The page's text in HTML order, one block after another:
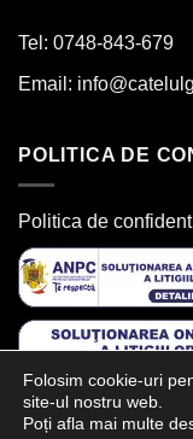
Tel: 0748-843-679
Email:
POLITICA DE
Politica de
Folosim cookie-uri
site-ul nostru web.
Poți afla mai multe